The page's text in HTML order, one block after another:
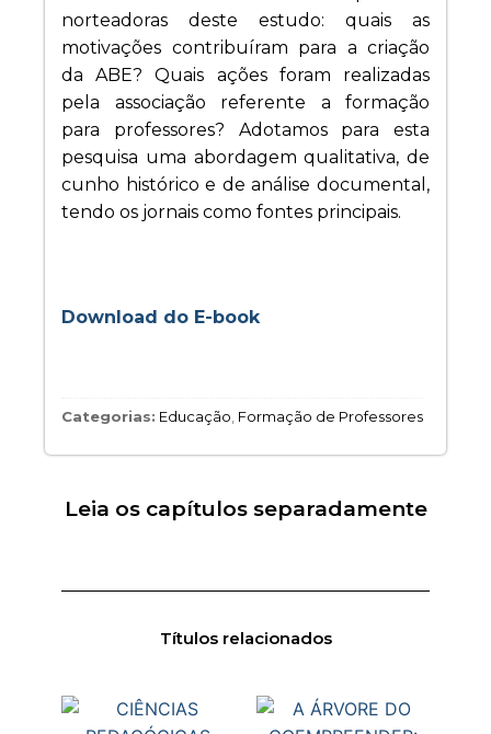
norteadoras deste estudo: quais as
motivações contribuíram para a criação
da ABE? Quais ações foram realizadas
pela associação referente a formação
para professores? Adotamos para esta
pesquisa uma abordagem qualitativa, de
cunho histórico e de análise documental,
tendo os jornais como fontes principais.
Download do E-book
Categorias: Educação Formação de Professores
Leia os capítulos separadamente
Títulos relacionados